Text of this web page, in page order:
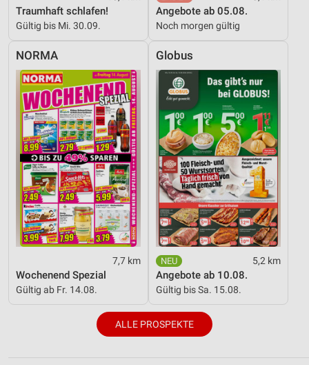
Traumhaft schlafen!
Gültig bis Mi. 30.09.
Angebote ab 05.08.
Noch morgen gültig
NORMA
7,7 km
Wochenend Spezial
Gültig ab Fr. 14.08.
Globus
5,2 km
Angebote ab 10.08.
Gültig bis Sa. 15.08.
ALLE PROSPEKTE